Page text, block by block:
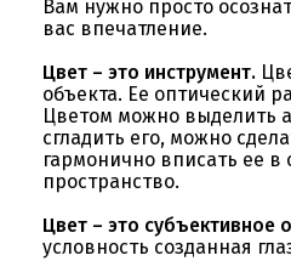
Вам нужно просто
вас впечатление.
Цвет – это инструмент.
объекта. Ее оптический
Цветом можно выделить
сгладить его, можно
гармонично вписать ее
пространство.
Цвет – это субъективное
условность созданная